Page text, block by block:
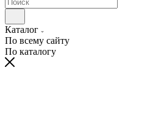
Каталог
По всему сайту
По каталогу